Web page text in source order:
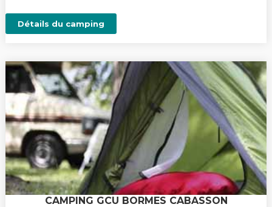
Détails du camping
CAMPING GCU BORMES CABASSON